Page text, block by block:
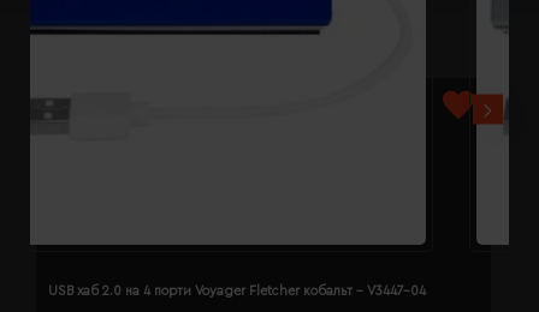
USB хаб 2.0 на 4 порти Voyager Fletcher кобальт - V3447-04